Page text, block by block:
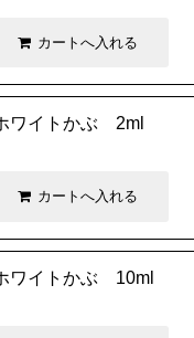
ワイトかぶ 2ml
ワイトかぶ 10ml